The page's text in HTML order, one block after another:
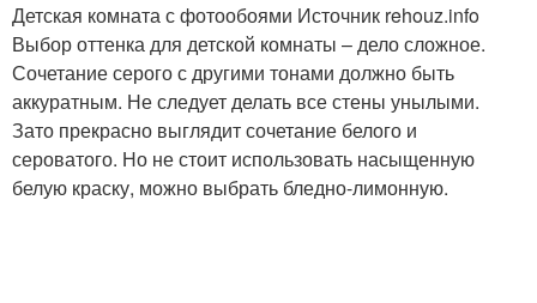
Детская комната с фотообоями Источник rehouz.info
Выбор оттенка для детской комнаты – дело сложное.
Сочетание серого с другими тонами должно быть
аккуратным. Не следует делать все стены унылыми.
Зато прекрасно выглядит сочетание белого и
сероватого. Но не стоит использовать насыщенную
белую краску, можно выбрать бледно-лимонную.